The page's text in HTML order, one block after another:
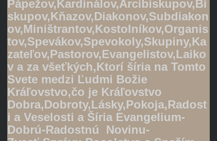
Pápežov,Kardinálov,Arcibiskupov,Bi
skupov,Kňazov,Diakonov,Subdiakon
ov,Miništrantov,Kostolníkov,Organis
tov,Spevákov,Spevokoly,Skupiny,Ka
zateľov,Pastorov,Evangelistov,Laiko
v a za všeťkých,Ktorí šíria na Tomto
Svete medzi Ľudmi Božie
Kráľovstvo,čo je Kráľovstvo
Dobra,Dobroty,Lásky,Pokoja,Radost
i a Veselosti a Šíria Evangelium-
Dobrú-Radostnú Novinu-